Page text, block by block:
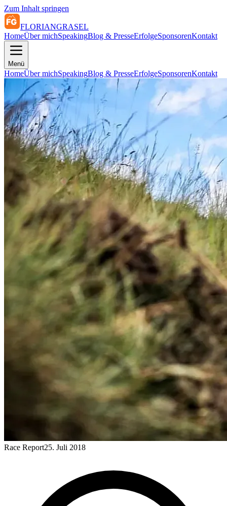
Zum Inhalt springen
FLORIANGRASEL
HomeÜber michSpeakingBlog & PresseErfolgeSponsorenKontakt
Menü
HomeÜber michSpeakingBlog & PresseErfolgeSponsorenKontakt
Race Report25. Juli 2018